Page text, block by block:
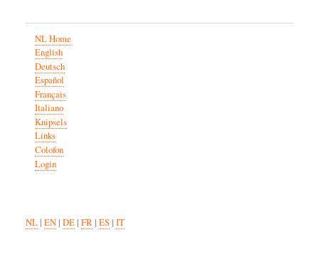
NL Home
English
Deutsch
Español
Français
Italiano
Knipsels
Links
Colofon
Login
NL| EN| DE| FR| ES| IT